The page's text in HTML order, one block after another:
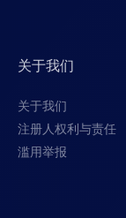
关于我们
关于我们
注册人权利与责任
滥用举报